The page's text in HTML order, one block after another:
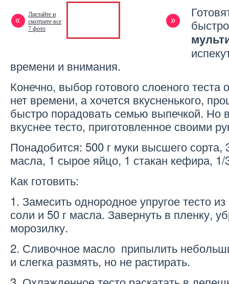
Листайте и
смотрите все
7 фото
времени и внимания.
Конечно, выбор готового слоеного теста
нет времени, а хочется вкусненького,
быстро порадовать семью выпечкой. Но
вкуснее тесто, приготовленное своими
Понадобится: 500 г муки высшего сорта,
масла, 1 сырое яйцо, 1 стакан кефира,
Как готовить:
1. Замесить однородное упругое тесто
соли и 50 г масла. Завернуть в пленку,
морозилку.
2. Сливочное масло припылить
и слегка размять, но не растирать.